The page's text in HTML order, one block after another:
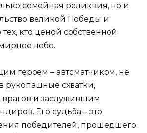
семейная реликвия, но и
великой Победы и
кто ценой собственной
небо.
героем – автоматчиком, не
рукопашные схватки,
и заслужившим
Его судьба – это
победителей, прошедшего